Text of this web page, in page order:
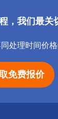
，我们最关
处理时间价格
免费报价